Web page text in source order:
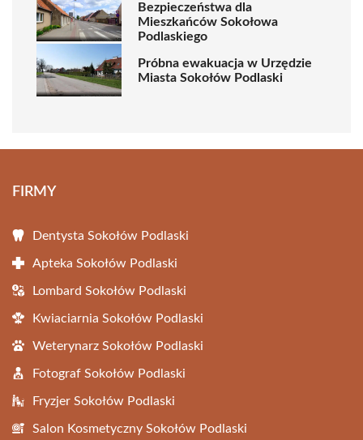
Bezpieczeństwa dla
Mieszkańców Sokołowa
Podlaskiego
Próbna ewakuacja w Urzędzie
Miasta Sokołów Podlaski
FIRMY
Dentysta Sokołów Podlaski
Apteka Sokołów Podlaski
Lombard Sokołów Podlaski
Kwiaciarnia Sokołów Podlaski
Weterynarz Sokołów Podlaski
Fotograf Sokołów Podlaski
Fryzjer Sokołów Podlaski
Salon Kosmetyczny Sokołów Podlaski